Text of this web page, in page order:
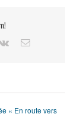
Vk Email
« En route vers